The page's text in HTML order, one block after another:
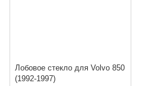
Лобовое стекло для Volvo 850
(1992-1997)